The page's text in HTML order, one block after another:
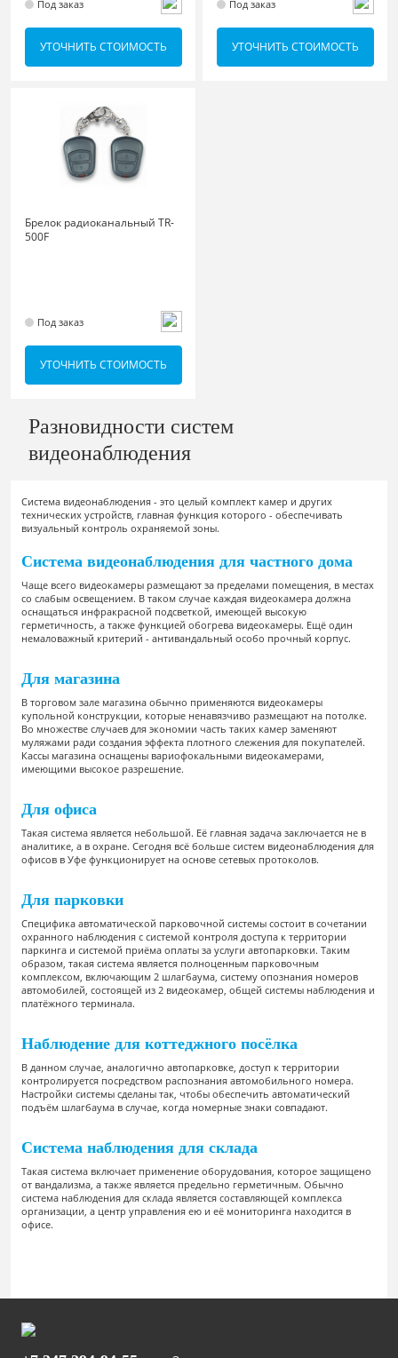
Под заказ
УТОЧНИТЬ СТОИМОСТЬ
Под заказ
УТОЧНИТЬ СТОИМОСТЬ
Брелок радиоканальный TR-
500F
Под заказ
УТОЧНИТЬ СТОИМОСТЬ
Разновидности систем
видеонаблюдения
Система видеонаблюдения - это целый комплект камер и других
технических устройств, главная функция которого - обеспечивать
визуальный контроль охраняемой зоны.
Система видеонаблюдения для частного дома
Чаще всего видеокамеры размещают за пределами помещения, в местах
со слабым освещением. В таком случае каждая видеокамера должна
оснащаться инфракрасной подсветкой, имеющей высокую
герметичность, а также функцией обогрева видеокамеры. Ещё один
немаловажный критерий - антивандальный особо прочный корпус.
Для магазина
В торговом зале магазина обычно применяются видеокамеры
купольной конструкции, которые ненавязчиво размещают на потолке.
Во множестве случаев для экономии часть таких камер заменяют
муляжами ради создания эффекта плотного слежения для покупателей.
Кассы магазина оснащены вариофокальными видеокамерами,
имеющими высокое разрешение.
Для офиса
Такая система является небольшой. Её главная задача заключается не в
аналитике, а в охране. Сегодня всё больше систем видеонаблюдения для
офисов в Уфе функционирует на основе сетевых протоколов.
Для парковки
Специфика автоматической парковочной системы состоит в сочетании
охранного наблюдения с системой контроля доступа к территории
паркинга и системой приёма оплаты за услуги автопарковки. Таким
образом, такая система является полноценным парковочным
комплексом, включающим 2 шлагбаума, систему опознания номеров
автомобилей, состоящей из 2 видеокамер, общей системы наблюдения и
платёжного терминала.
Наблюдение для коттеджного посёлка
В данном случае, аналогично автопарковке, доступ к территории
контролируется посредством распознания автомобильного номера.
Настройки системы сделаны так, чтобы обеспечить автоматический
подъём шлагбаума в случае, когда номерные знаки совпадают.
Система наблюдения для склада
Такая система включает применение оборудования, которое защищено
от вандализма, а также является предельно герметичным. Обычно
система наблюдения для склада является составляющей комплекса
организации, а центр управления ею и её мониторинга находится в
офисе.